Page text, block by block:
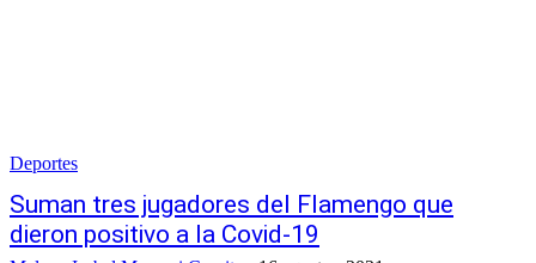
Deportes
Suman tres jugadores del Flamengo que
dieron positivo a la Covid-19